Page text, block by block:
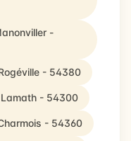
-
- 54380
- 54300
- 54360